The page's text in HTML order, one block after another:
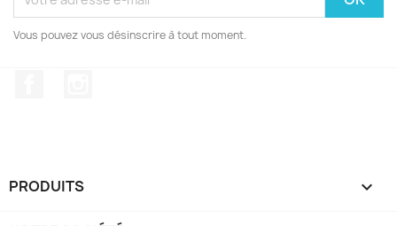
Vous pouvez vous désinscrire à tout moment.
PRODUITS 